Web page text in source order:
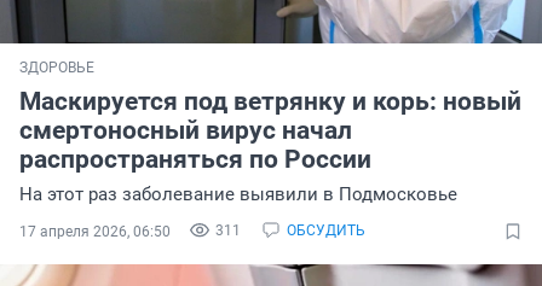
ЗДОРОВЬЕ
Маскируется под ветрянку и корь: новый
смертоносный вирус начал
распространяться по России
На этот раз заболевание выявили в Подмосковье
311 ОБСУДИТЬ
17 апреля 2026, 06:50